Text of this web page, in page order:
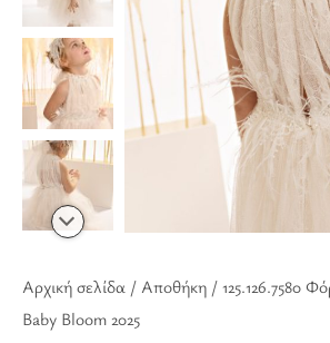
Αρχική σελίδα / Αποθήκη / 125.126.7580
Baby Bloom 2025
ποσότητα